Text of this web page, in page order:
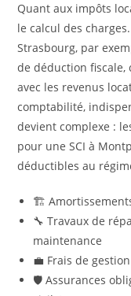
Quant aux impôts
le calcul des
Strasbourg, par
de déduction
avec les revenus
comptabilité,
devient complexe :
pour une SCI à
déductibles au
🏗️
🔧 Travaux de
maintenance
💼 Frais de
🛡️ Assurances